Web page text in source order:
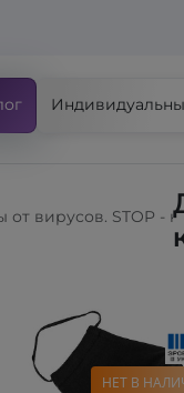
от вирусов. STOP -
НЕТ В